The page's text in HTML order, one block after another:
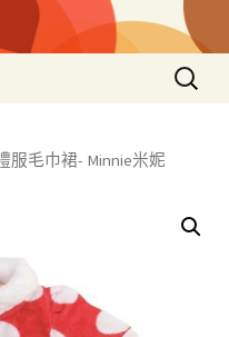
搜
尋
服毛巾裙- Minnie米妮